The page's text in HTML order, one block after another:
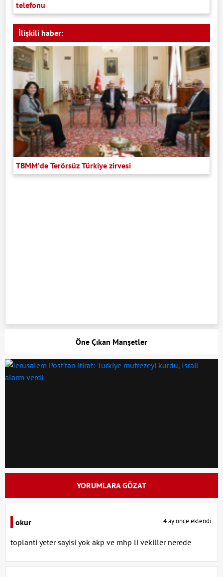
telefonu
İlişkili haber:
TBMM’de Terörsüz Türkiye zirvesi
Öne Çıkan Manşetler
YORUMLARA GÖZAT
okur 4 ay önce eklendi.
toplanti yeter sayisi yok akp ve mhp li vekiller nerede